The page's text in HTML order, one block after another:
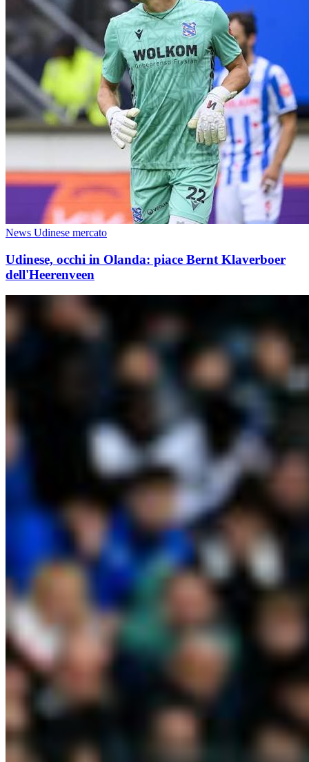
News Udinese mercato
Udinese, occhi in Olanda: piace Bernt Klaverboer
dell'Heerenveen